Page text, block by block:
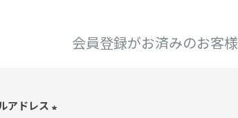
会員登録がお済みのお客様
アドレス